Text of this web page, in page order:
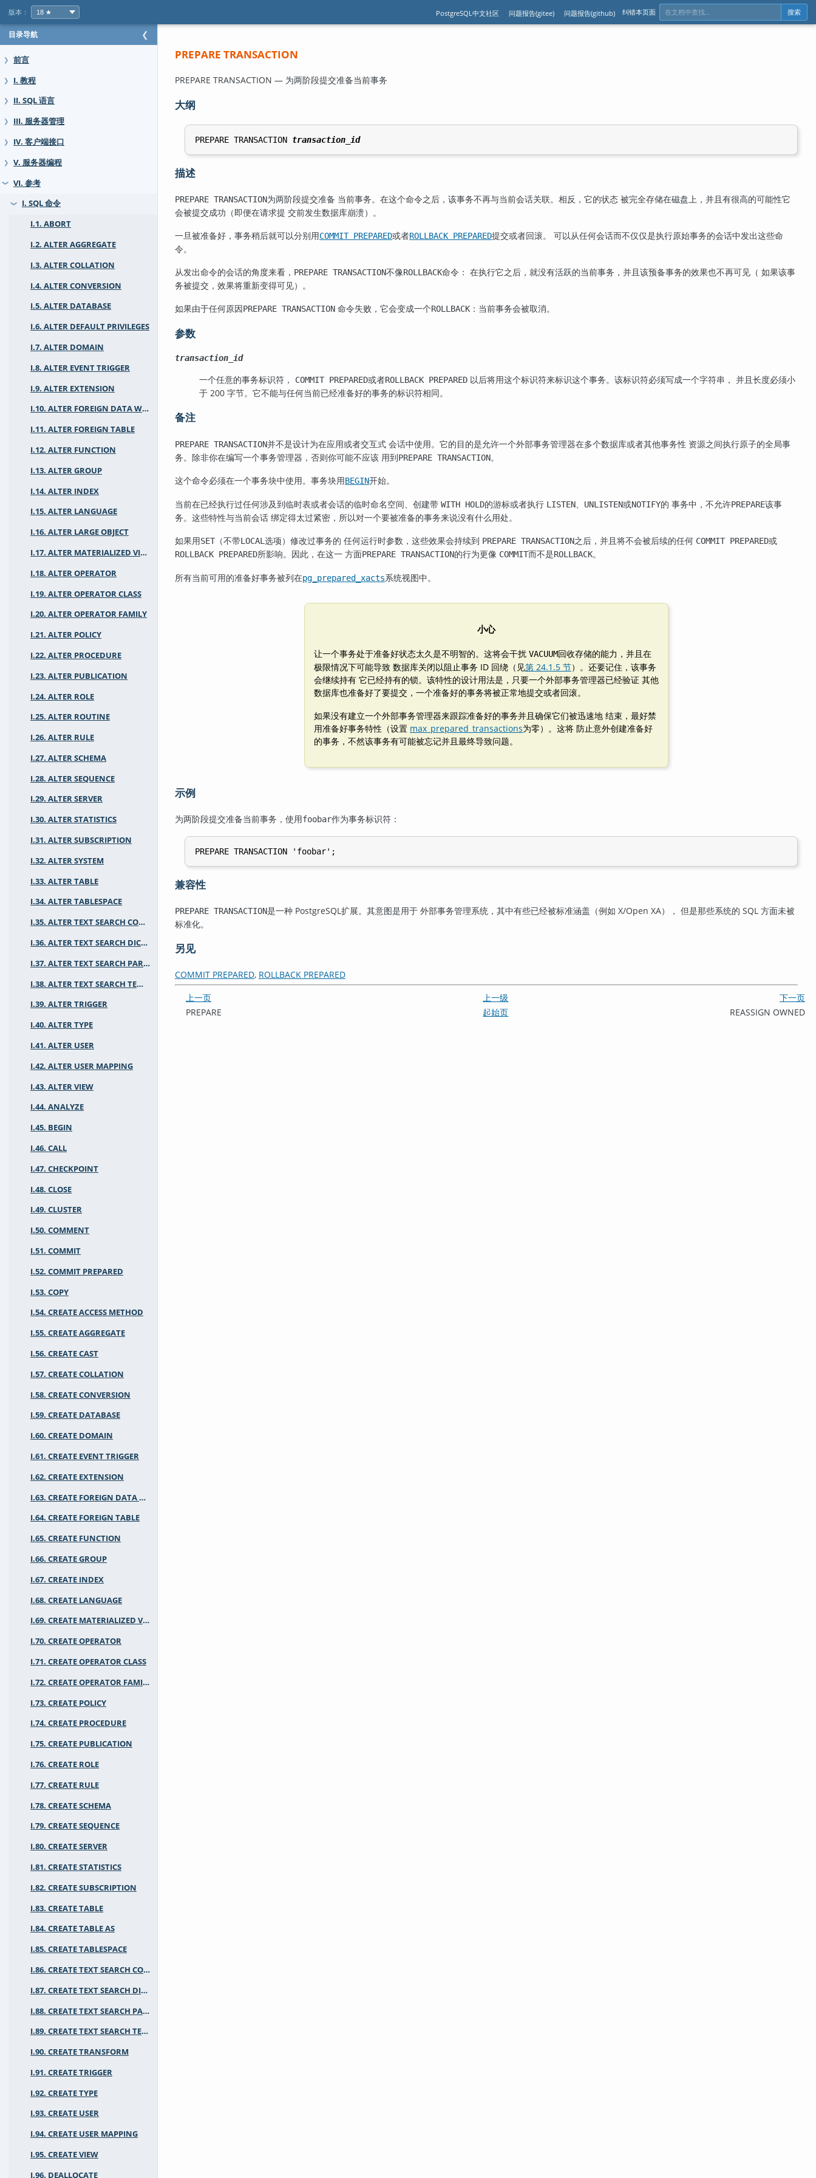
版本： PostgreSQL中文社区 问题报告(gitee) 问题报告(github) 纠错本页面 搜索
目录导航 ❮
❯ 前言
❯ I. 教程
❯ II. SQL 语言
❯ III. 服务器管理
❯ IV. 客户端接口
❯ V. 服务器编程
❯ VI. 参考
❯
I. SQL 命令
I.1. ABORT
I.2. ALTER AGGREGATE
I.3. ALTER COLLATION
I.4. ALTER CONVERSION
I.5. ALTER DATABASE
I.6. ALTER DEFAULT PRIVILEGES
I.7. ALTER DOMAIN
I.8. ALTER EVENT TRIGGER
I.9. ALTER EXTENSION
I.10. ALTER FOREIGN DATA WRAPPER
I.11. ALTER FOREIGN TABLE
I.12. ALTER FUNCTION
I.13. ALTER GROUP
I.14. ALTER INDEX
I.15. ALTER LANGUAGE
I.16. ALTER LARGE OBJECT
I.17. ALTER MATERIALIZED VIEW
I.18. ALTER OPERATOR
I.19. ALTER OPERATOR CLASS
I.20. ALTER OPERATOR FAMILY
I.21. ALTER POLICY
I.22. ALTER PROCEDURE
I.23. ALTER PUBLICATION
I.24. ALTER ROLE
I.25. ALTER ROUTINE
I.26. ALTER RULE
I.27. ALTER SCHEMA
I.28. ALTER SEQUENCE
I.29. ALTER SERVER
I.30. ALTER STATISTICS
I.31. ALTER SUBSCRIPTION
I.32. ALTER SYSTEM
I.33. ALTER TABLE
I.34. ALTER TABLESPACE
I.35. ALTER TEXT SEARCH CONFIGURATION
I.36. ALTER TEXT SEARCH DICTIONARY
I.37. ALTER TEXT SEARCH PARSER
I.38. ALTER TEXT SEARCH TEMPLATE
I.39. ALTER TRIGGER
I.40. ALTER TYPE
I.41. ALTER USER
I.42. ALTER USER MAPPING
I.43. ALTER VIEW
I.44. ANALYZE
I.45. BEGIN
I.46. CALL
I.47. CHECKPOINT
I.48. CLOSE
I.49. CLUSTER
I.50. COMMENT
I.51. COMMIT
I.52. COMMIT PREPARED
I.53. COPY
I.54. CREATE ACCESS METHOD
I.55. CREATE AGGREGATE
I.56. CREATE CAST
I.57. CREATE COLLATION
I.58. CREATE CONVERSION
I.59. CREATE DATABASE
I.60. CREATE DOMAIN
I.61. CREATE EVENT TRIGGER
I.62. CREATE EXTENSION
I.63. CREATE FOREIGN DATA WRAPPER
I.64. CREATE FOREIGN TABLE
I.65. CREATE FUNCTION
I.66. CREATE GROUP
I.67. CREATE INDEX
I.68. CREATE LANGUAGE
I.69. CREATE MATERIALIZED VIEW
I.70. CREATE OPERATOR
I.71. CREATE OPERATOR CLASS
I.72. CREATE OPERATOR FAMILY
I.73. CREATE POLICY
I.74. CREATE PROCEDURE
I.75. CREATE PUBLICATION
I.76. CREATE ROLE
I.77. CREATE RULE
I.78. CREATE SCHEMA
I.79. CREATE SEQUENCE
I.80. CREATE SERVER
I.81. CREATE STATISTICS
I.82. CREATE SUBSCRIPTION
I.83. CREATE TABLE
I.84. CREATE TABLE AS
I.85. CREATE TABLESPACE
I.86. CREATE TEXT SEARCH CONFIGURATION
I.87. CREATE TEXT SEARCH DICTIONARY
I.88. CREATE TEXT SEARCH PARSER
I.89. CREATE TEXT SEARCH TEMPLATE
I.90. CREATE TRANSFORM
I.91. CREATE TRIGGER
I.92. CREATE TYPE
I.93. CREATE USER
I.94. CREATE USER MAPPING
I.95. CREATE VIEW
I.96. DEALLOCATE
PREPARE TRANSACTION
PREPARE TRANSACTION — 为两阶段提交准备当前事务
大纲
PREPARE TRANSACTION transaction_id
描述
PREPARE TRANSACTION为两阶段提交准备 当前事务。在这个命令之后，该事务不再与当前会话关联。相反，它的状态 被完全存储在磁盘上，并且有很高的可能性它
会被提交成功（即便在请求提 交前发生数据库崩溃）。
一旦被准备好，事务稍后就可以分别用COMMIT PREPARED或者ROLLBACK PREPARED提交或者回滚。 可以从任何会话而不仅仅是执行原始事务的会话中发出这些命
令。
从发出命令的会话的角度来看， PREPARE TRANSACTION不像ROLLBACK命令： 在执行它之后，就没有活跃的当前事务，并且该预备事务的效果也不再可见（ 如果该事
务被提交，效果将重新变得可见）。
如果由于任何原因PREPARE TRANSACTION 命令失败，它会变成一个ROLLBACK ：当前事务会被取消。
参数
transaction_id
一个任意的事务标识符， COMMIT PREPARED或者ROLLBACK PREPARED 以后将用这个标识符来标识这个事务。该标识符必须写成一个字符串， 并且长度必须小
于 200 字节。它不能与任何当前已经准备好的事务的标识符相同。
备注
PREPARE TRANSACTION并不是设计为在应用或者交互式 会话中使用。它的目的是允许一个外部事务管理器在多个数据库或者其他事务性 资源之间执行原子的全局事
务。除非你在编写一个事务管理器，否则你可能不应该 用到PREPARE TRANSACTION。
这个命令必须在一个事务块中使用。事务块用BEGIN开始。
当前在已经执行过任何涉及到临时表或者会话的临时命名空间、创建带 WITH HOLD的游标或者执行 LISTEN、 UNLISTEN或NOTIFY的 事务中，不允许PREPARE该事
务。这些特性与当前会话 绑定得太过紧密，所以对一个要被准备的事务来说没有什么用处。
如果用SET （不带LOCAL 选项）修改过事务的 任何运行时参数，这些效果会持续到 PREPARE TRANSACTION之后，并且将不会被后续的任何 COMMIT PREPARED或
ROLLBACK PREPARED所影响。因此，在这一 方面PREPARE TRANSACTION的行为更像 COMMIT而不是ROLLBACK。
所有当前可用的准备好事务被列在pg_prepared_xacts系统视图中。
小心
让一个事务处于准备好状态太久是不明智的。这将会干扰 VACUUM回收存储的能力，并且在
极限情况下可能导致 数据库关闭以阻止事务 ID 回绕（见第 24.1.5 节）。还要记住，该事务
会继续持有 它已经持有的锁。该特性的设计用法是，只要一个外部事务管理器已经验证 其他
数据库也准备好了要提交，一个准备好的事务将被正常地提交或者回滚。
如果没有建立一个外部事务管理器来跟踪准备好的事务并且确保它们被迅速地 结束，最好禁
用准备好事务特性（设置 max_prepared_transactions为零）。这将 防止意外创建准备好
的事务，不然该事务有可能被忘记并且最终导致问题。
示例
为两阶段提交准备当前事务，使用foobar作为事务标识符：
兼容性
PREPARE TRANSACTION是一种 PostgreSQL扩展。其意图是用于 外部事务管理系统，其中有些已经被标准涵盖（例如 X/Open XA）， 但是那些系统的 SQL 方面未被
标准化。
另见
COMMIT PREPARED, ROLLBACK PREPARED
上一页
上一级
下一页
PREPARE
起始页 REASSIGN OWNED